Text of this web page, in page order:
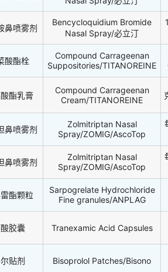
鼻喷雾剂
Bencycloquidium Bromide
Nasal Spray/必立汀
酸酯栓
Compound Carrageenan
Suppositories/TITANOREINE
酯乳膏
Compound Carrageenan
Cream/TITANOREINE
鼻喷雾剂
Zolmitriptan Nasal
Spray/ZOMIG/AscoTop
鼻喷雾剂
Zolmitriptan Nasal
Spray/ZOMIG/AscoTop
酯颗粒
Sarpogrelate Hydrochloride
Fine granules/ANPLAG
胶囊 Tranexamic Acid Capsules
贴剂 Bisoprolol Patches/Bisono